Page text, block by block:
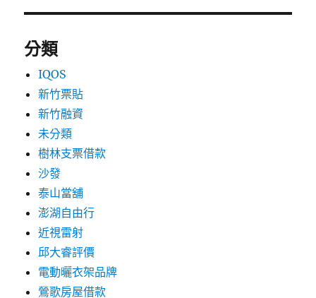
分類
IQOS
新竹票貼
新竹融資
未分類
樹林支票借款
沙發
泰山當舖
澎湖自由行
近視雷射
邱大睿評價
電動曬衣架品牌
鶯歌房屋借款